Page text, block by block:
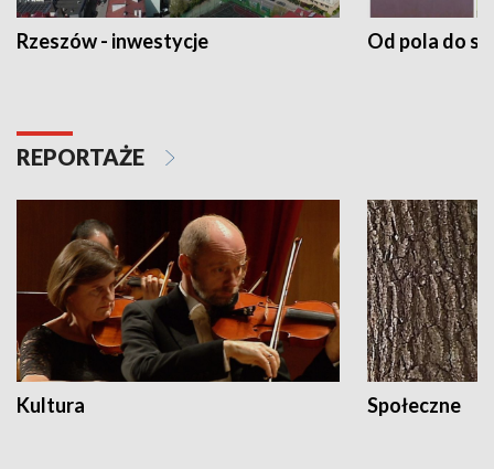
Rzeszów - inwestycje Od pola do
REPORTAŻE
Kultura Społeczne